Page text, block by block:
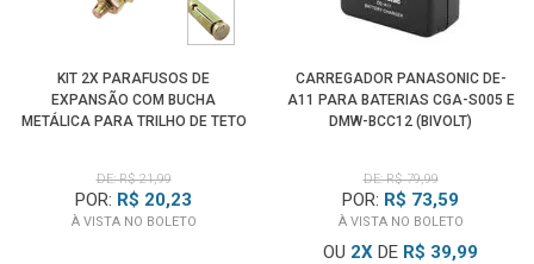
KIT 2X PARAFUSOS DE
EXPANSÃO COM BUCHA
METÁLICA PARA TRILHO DE TETO
DE: R$ 21,99
POR: R$ 20,23
À VISTA NO BOLETO
CARREGADOR PANASONIC DE-
A11 PARA BATERIAS CGA-S005 E
DMW-BCC12 (BIVOLT)
DE: R$ 79,99
POR: R$ 73,59
À VISTA NO BOLETO
OU 2X DE R$ 39,99